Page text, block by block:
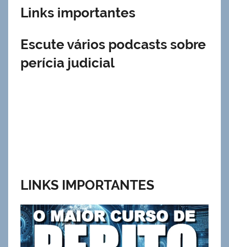
Links importantes
Escute vários podcasts sobre
perícia judicial
LINKS IMPORTANTES